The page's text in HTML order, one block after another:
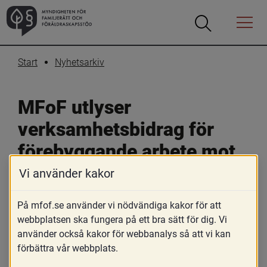
Öppna
Öppna
Menyn
Start Nyhetsarkiv
MFoF utlyser
verksamhetsbidrag för
förebyggande arbete mot
hedersrelaterat våld och
förtryck
7 januari 2025
Skriv ut
Vi använder kakor
På mfof.se använder vi nödvändiga kakor för att
webbplatsen ska fungera på ett bra sätt för dig. Vi
använder också kakor för webbanalys så att vi kan
förbättra vår webbplats.